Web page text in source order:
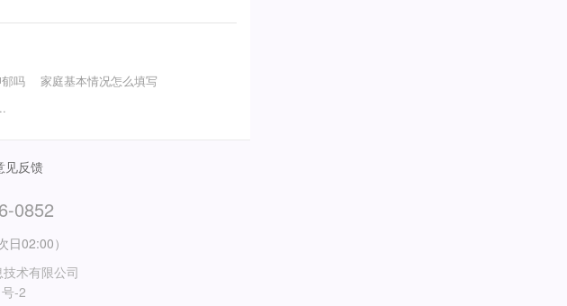
吗
家庭基本情况怎么填写
见反馈
0852
日02:00）
术有限公司
-2